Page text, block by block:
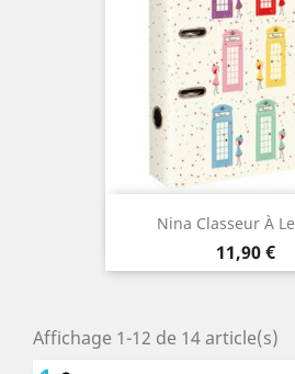
Nina Classeur À
Prix
11,90 €
Affichage 1-12 de 14 article(s)